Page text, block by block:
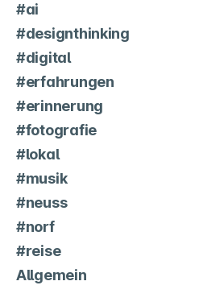
#ai
#designthinking
#digital
#erfahrungen
#erinnerung
#fotografie
#lokal
#musik
#neuss
#norf
#reise
Allgemein